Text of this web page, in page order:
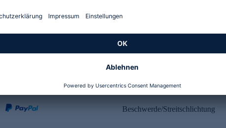
Rechtliches
Beschwerde/Streitschlichtung